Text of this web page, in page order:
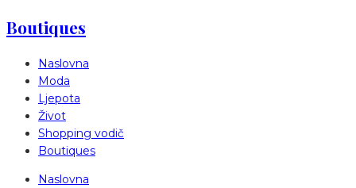
Boutiques
Naslovna
Moda
Ljepota
Život
Shopping vodič
Boutiques
Naslovna